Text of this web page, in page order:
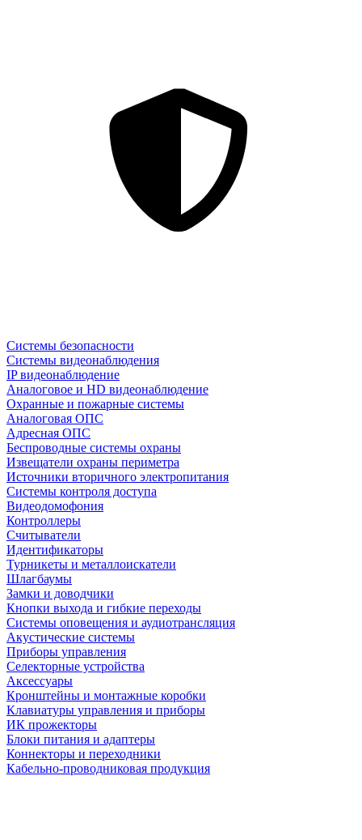
Системы безопасности
Системы видеонаблюдения
IP видеонаблюдение
Аналоговое и HD видеонаблюдение
Охранные и пожарные системы
Аналоговая ОПС
Адресная ОПС
Беспроводные системы охраны
Извещатели охраны периметра
Источники вторичного электропитания
Системы контроля доступа
Видеодомофония
Контроллеры
Считыватели
Идентификаторы
Турникеты и металлоискатели
Шлагбаумы
Замки и доводчики
Кнопки выхода и гибкие переходы
Системы оповещения и аудиотрансляция
Акустические системы
Приборы управления
Селекторные устройства
Аксессуары
Кронштейны и монтажные коробки
Клавиатуры управления и приборы
ИК прожекторы
Блоки питания и адаптеры
Коннекторы и переходники
Кабельно-проводниковая продукция